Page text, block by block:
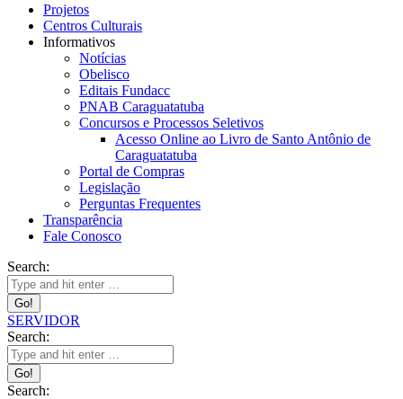
Projetos
Centros Culturais
Informativos
Notícias
Obelisco
Editais Fundacc
PNAB Caraguatatuba
Concursos e Processos Seletivos
Acesso Online ao Livro de Santo Antônio de
Caraguatatuba
Portal de Compras
Legislação
Perguntas Frequentes
Transparência
Fale Conosco
Search:
SERVIDOR
Search:
Search: